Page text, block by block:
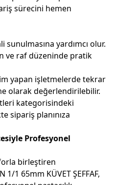
sürecini hemen
yardımcı olur.
ve raf düzeninde pratik
yapan işletmelerde tekrar
olarak değerlendirilebilir.
kategorisindeki
sipariş planınıza
Profesyonel
birleştiren
1/1 65mm KÜVET ŞEFFAF,